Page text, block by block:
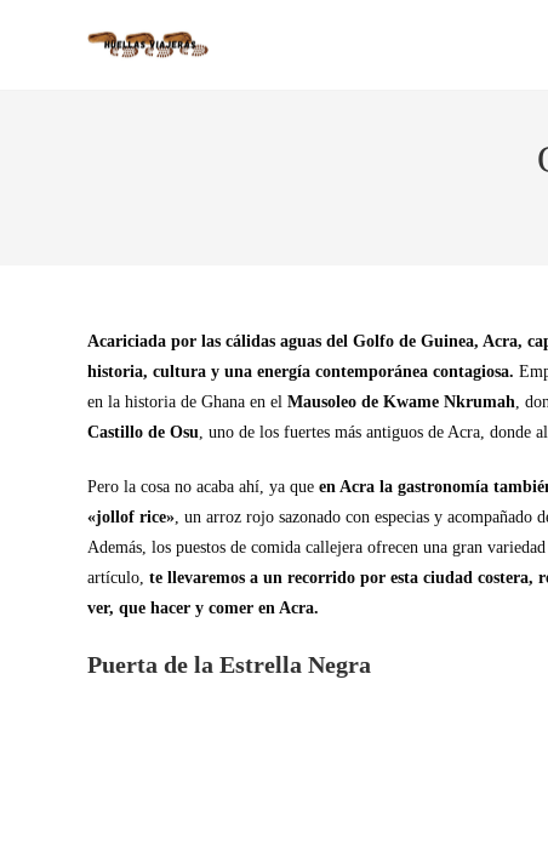
Acariciada por las cálidas aguas del Golfo de Guinea, Acra,
historia, cultura y una energía contemporánea contagiosa.
en la historia de Ghana en el Mausoleo de Kwame Nkrumah,
Castillo de Osu, uno de los fuertes más antiguos de Acra, donde
Pero la cosa no acaba ahí, ya que en Acra la gastronomía
«jollof rice», un arroz rojo sazonado con especias y acompañado
Además, los puestos de comida callejera ofrecen una gran
artículo, te llevaremos a un recorrido por esta ciudad costera,
ver, que hacer y comer en Acra.
Puerta de la Estrella Negra